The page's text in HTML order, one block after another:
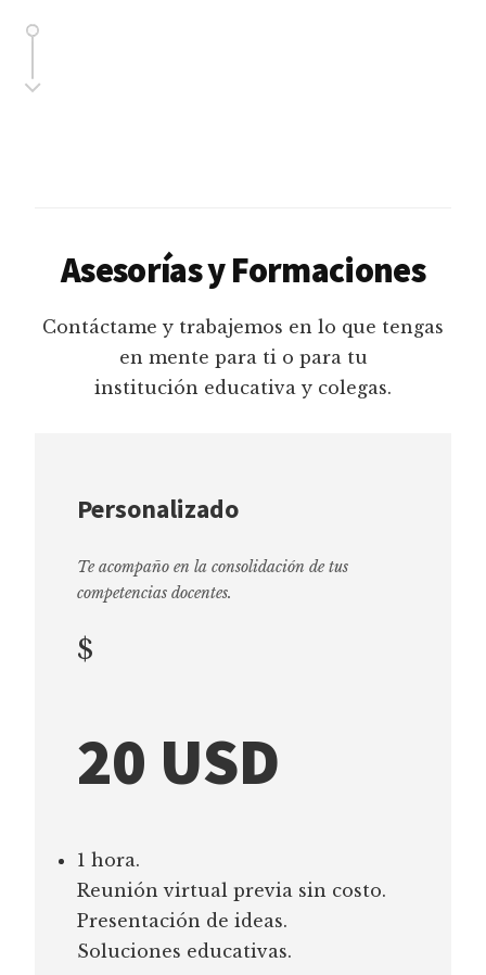
Asesorías y Formaciones
Contáctame y trabajemos en lo que tengas
en mente para ti o para tu
institución educativa y colegas.
Personalizado
Te acompaño en la consolidación de tus
competencias docentes.
$
20 USD
1 hora.
Reunión virtual previa sin costo.
Presentación de ideas.
Soluciones educativas.